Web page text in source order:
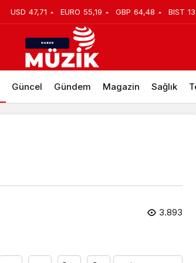
USD 47,71 EURO 55,19 GBP 64,48 BIST
Güncel Gündem Magazin Sağlık
3.893